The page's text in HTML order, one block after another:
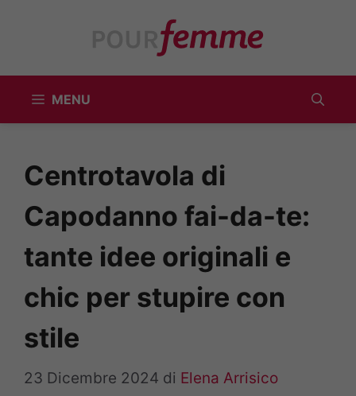
MENU
Centrotavola di
Capodanno fai-da-te:
tante idee originali e
chic per stupire con
stile
23 Dicembre 2024 di Elena Arrisico